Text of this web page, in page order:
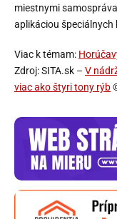
miestnymi
aplikáciou špeciálnych
Viac k témam:
Zdroj: SITA.sk – V
viac ako štyri tony rýb